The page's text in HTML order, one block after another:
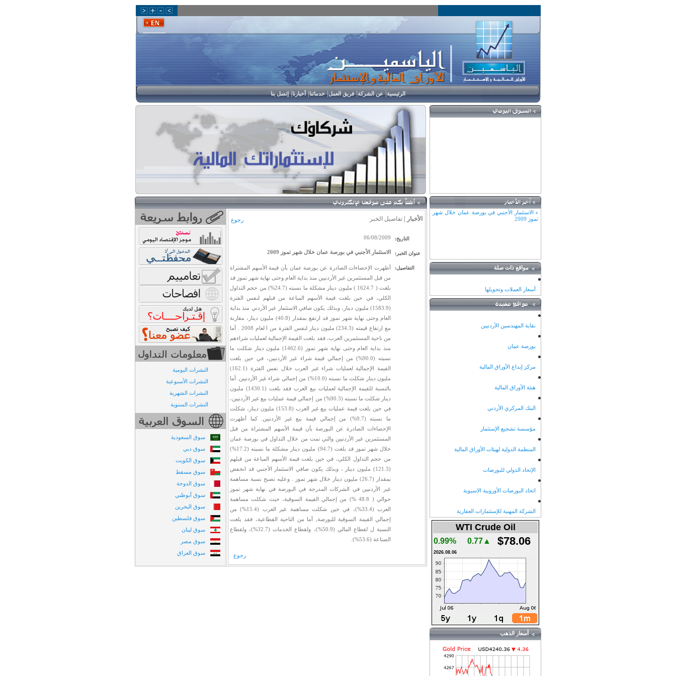
الرئيسية|عن الشركة|فريق العمل|خدماتنا|أخبارنا|إتصل بنا
التداول الإلكتروني المطبقة لدى بورصة عمان
الاستثمار الأجنبي في بورصة عمان خلال شهر
تموز 2009
مواقع ذات صلة
أسعار العملات وتحويلها
نقابة المهندسين الأردنيين
بورصة عمان
مركز إيداع الأوراق المالية
هبئة الأوراق المالية
البنك المركزي الأردني
مؤسسة تشجيع الإستثمار
المنظمة الدولية لهيئات الأوراق المالية
الإتحاد الدولي للبورصات
اتحاد البورصات الأوروبية الاسيوية
الشركة المهنية للإستثمارات العقارية
WTI Crude Oil
$78.06
▲0.77
0.99%
2026.08.06
أسعار الذهب
الأخبار تفاصيل الخبر رجوع
التاريخ: 06/08/2009
عنوان الخبر: الاستثمار الأجنبي في بورصة عمان خلال شهر تموز 2009
التفاصيل:
أظهرت الإحصاءات الصادرة عن بورصة عمان بأن قيمة الأسهم المشتراة
من قبل المستثمرين غير الأردنيين منذ بداية العام وحتى نهاية شهر تموز قد
بلغت ( 1624.7 ) مليون دينار مشكلة ما نسبته (24.7%) من حجم التداول
الكلي، في حين بلغت قيمة الأسهم المباعة من قبلهم لنفس الفترة
(1583.9) مليون دينار، وبذلك يكون صافي الاستثمار غير الأردني منذ بداية
العام وحتى نهاية شهر تموز قد ارتفع بمقدار (40.8) مليون دينار، مقارنة
مع ارتفاع قيمته (234.3) مليون دينار لنفس الفترة من ا لعام 2008 . أما
من ناحية المستثمرين العرب، فقد بلغت القيمة الإجمالية لعمليات شراءهم
منذ بداية العام وحتى نهاية شهر تموز (1462.6) مليون دينار شكلت ما
نسبته (90.0%) من إجمالي قيمة شراء غير الأردنيين، في حين بلغت
القيمة الإجمالية لعمليات شراء غير العرب خلال نفس الفترة (162.1)
مليون دينار شكلت ما نسبته (10.0%) من إجمالي شراء غير الأردنيين. أما
بالنسبة للقيمة الإجمالية لعمليات بيع العرب فقد بلغت (1430.1) مليون
دينار شكلت ما نسبته (90.3%) من إجمالي قيمة عمليات بيع غير الأردنيين،
في حين بلغت قيمة عمليات بيع غير العرب (153.8) مليون دينار، شكلت
ما نسبته (9.7%) من إجمالي قيمة بيع غير الأردنيين. كما أظهرت
الإحصاءات الصادرة عن البورصة بأن قيمة الأسهم المشتراة من قبل
المستثمرين غير الأردنيين والتي تمت من خلال التداول في بورصة عمان
خلال شهر تموز قد بلغت (94.7) مليون دينار مشكلة ما نسبته (17.2%)
من حجم التداول الكلي، في حين بلغت قيمة الأسهم المباعة من قبلهم
(121.3) مليون دينار ، وبذلك يكون صافي الاستثمار الأجنبي قد انخفض
بمقدار (26.7) مليون دينار خلال شهر تموز . وعليه تصبح نسبة مساهمة
غير الأردنيين في الشركات المدرجة في البورصة في نهاية شهر تموز
حوالي ( 48.8 %) من إجمالي القيمة السوقية، حيث شكلت مساهمة
العرب (33.4%)، في حين شكلت مساهمة غير العرب (15.4%) من
إجمالي القيمة السوقية للبورصة, أما من الناحية القطاعية، فقد بلغت
النسبة ل لقطاع المالي (50.9%)، ولقطاع الخدمات (32.7%)، ولقطاع
الصناعة (53.6%).
رجوع
النشرات اليومية
النشرات الأسبوعية
النشرات الشهرية
النشرات السنوية
سوق السعودية
سوق دبي
سوق الكويت
سوق مسقط
سوق الدوحة
سوق أبوظبي
سوق البحرين
سوق فلسطين
سوق لبنان
سوق مصر
سوق العراق